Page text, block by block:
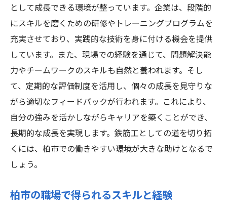
として成長できる環境が整っています。企業は、段階的
にスキルを磨くための研修やトレーニングプログラムを
充実させており、実践的な技術を身に付ける機会を提供
しています。また、現場での経験を通じて、問題解決能
力やチームワークのスキルも自然と養われます。そし
て、定期的な評価制度を活用し、個々の成長を見守りな
がら適切なフィードバックが行われます。これにより、
自分の強みを活かしながらキャリアを築くことができ、
長期的な成長を実現します。鉄筋工としての道を切り拓
くには、柏市での働きやすい環境が大きな助けとなるで
しょう。
柏市の職場で得られるスキルと経験